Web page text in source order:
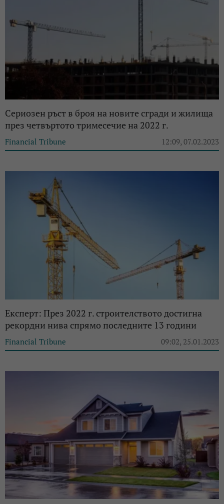
Сериозен ръст в броя на новите сгради и жилища
през четвъртото тримесечие на 2022 г.
Financial Tribune 12:09, 07.02.2023
Експерт: През 2022 г. строителството достигна
рекордни нива спрямо последните 13 години
Financial Tribune 09:02, 25.01.2023